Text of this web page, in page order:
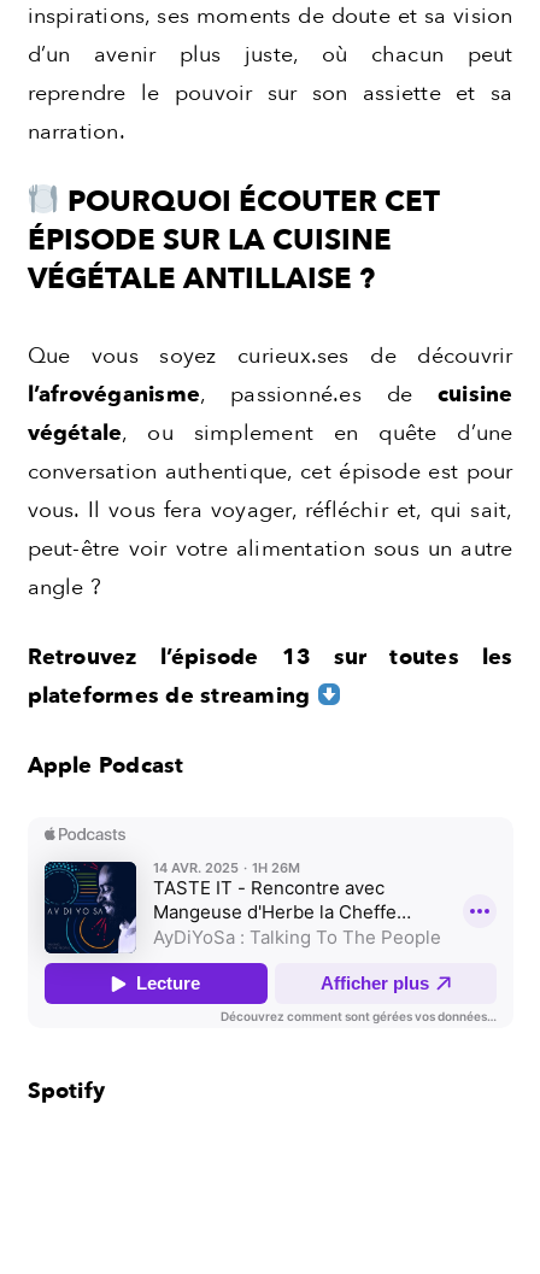
inspirations, ses moments de doute et sa vision
d’un avenir plus juste, où chacun peut
reprendre le pouvoir sur son assiette et sa
narration.
POURQUOI ÉCOUTER CET
ÉPISODE SUR LA CUISINE
VÉGÉTALE ANTILLAISE ?
Que vous soyez curieux.ses de découvrir
l’afrovéganisme, passionné.es de cuisine
végétale, ou simplement en quête d’une
conversation authentique, cet épisode est pour
vous. Il vous fera voyager, réfléchir et, qui sait,
peut-être voir votre alimentation sous un autre
angle ?
Retrouvez l’épisode 13 sur toutes les
plateformes de streaming
Apple Podcast
Spotify